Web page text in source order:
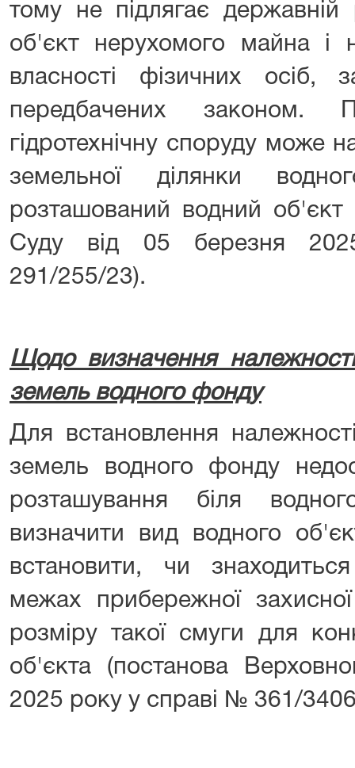
тому не підлягає державній
об'єкт нерухомого майна і
власності фізичних осіб,
передбачених законом.
гідротехнічну споруду може
земельної ділянки
розташований водний об'єкт
Суду від 05 березня
291/255/23).
Щодо визначення
земель водного фонду
Для встановлення
земель водного фонду
розташування біля
визначити вид водного
встановити, чи
межах прибережної
розміру такої смуги для
об'єкта (постанова
2025 року у справі № 361/